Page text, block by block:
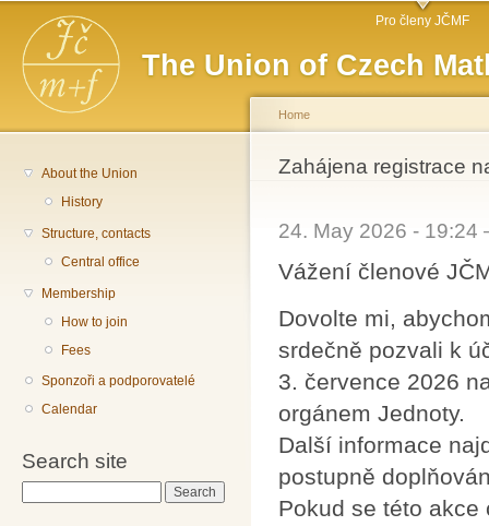
The Union of Czech
Main menu Pro členy JČMF
About the Union
History
Structure, contacts
Central office
Membership
How to join
Fees
Sponzoři a podporovatelé
Calendar
Search site
You are here
Home
Zahájena registrace
24. May 2026 -
Vážení členové
Dovolte mi,
srdečně pozvali k
3. července 2026
orgánem Jednoty.
Další informace
postupně
Pokud se této